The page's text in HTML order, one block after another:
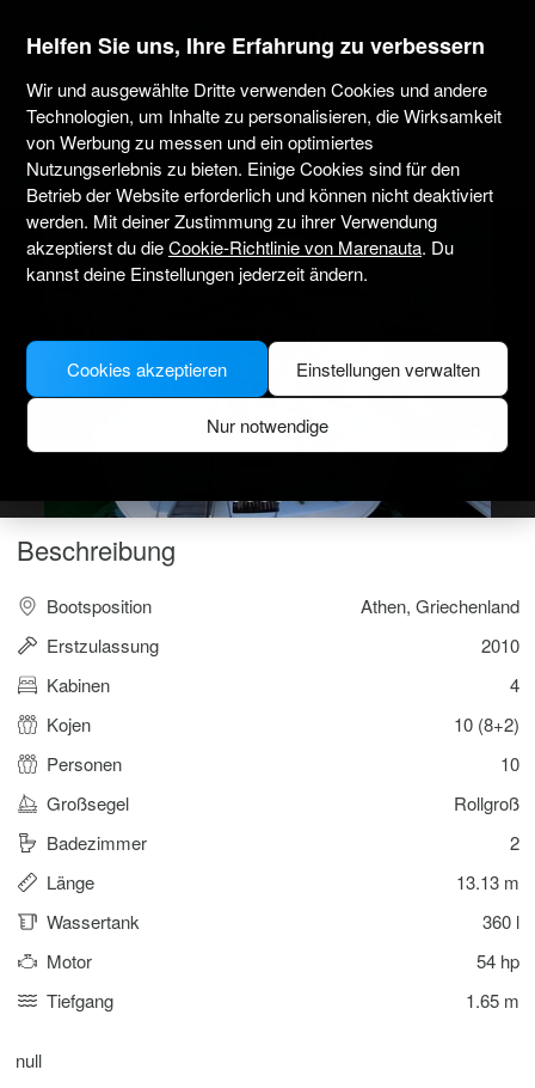
marenauta
Beneteau Oceanis 43 - Athen
Nur ohne Skipper Professionell
Marina Alimos Kalamaki
Verifiziertes Boot
Beschreibung
Bootsposition
Athen, Griechenland
Erstzulassung
2010
Kabinen
4
Kojen
10 (8+2)
Personen
10
Großsegel
Rollgroß
Badezimmer
2
Länge
13.13 m
Wassertank
360 l
Motor
54 hp
Tiefgang
1.65 m
null
Helfen Sie uns, Ihre Erfahrung zu verbessern
Wir und ausgewählte Dritte verwenden Cookies und andere
Technologien, um Inhalte zu personalisieren, die Wirksamkeit
von Werbung zu messen und ein optimiertes
Nutzungserlebnis zu bieten. Einige Cookies sind für den
Betrieb der Website erforderlich und können nicht deaktiviert
werden. Mit deiner Zustimmung zu ihrer Verwendung
akzeptierst du dieCookie-Richtlinie von Marenauta. Du
kannst deine Einstellungen jederzeit ändern.
Einstellungen verwalten
Nur notwendige
Cookies akzeptieren